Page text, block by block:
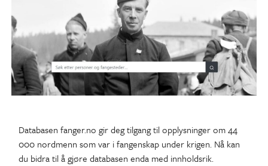
Databasen fanger.no gir deg tilgang til opplysninger om 44
000 nordmenn som var i fangenskap under krigen. Nå kan
du bidra til å gjøre databasen enda med innholdsrik.